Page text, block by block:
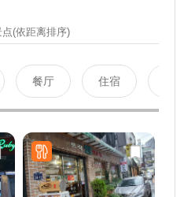
(依距离排序)
餐厅 住宿